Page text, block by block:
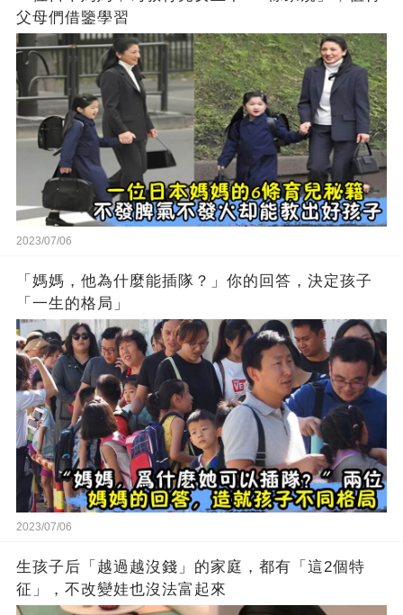
父母們借鑒學習
2023/07/06
「媽媽，他為什麼能插隊？」你的回答，決定孩子
「一生的格局」
2023/07/06
生孩子后「越過越沒錢」的家庭，都有「這2個特
征」，不改變娃也沒法富起來